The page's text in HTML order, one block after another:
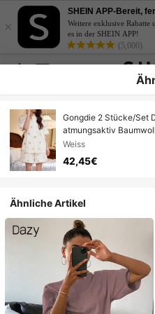
×
SHEIN APP-Bereit,
Weitere exklusive Rabatte
es in der SHEIN APP!
(5,000)
Gongdie 2 Stücke/Set
atmungsaktiv
Loungewear
Weiss
42,45€
Ähnliche Artikel